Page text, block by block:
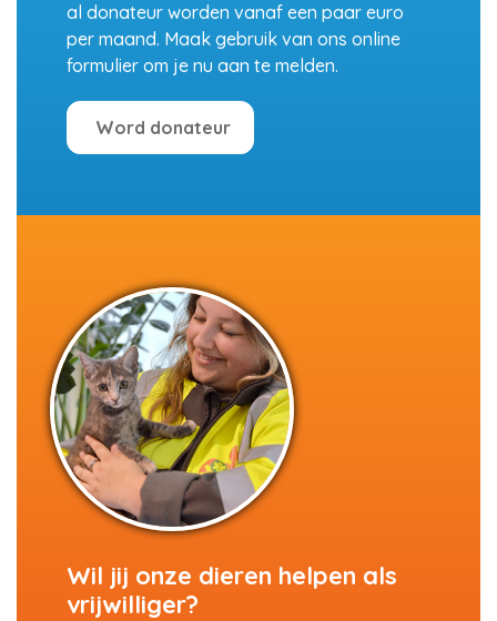
al donateur worden vanaf een paar euro
per maand. Maak gebruik van ons online
formulier om je nu aan te melden.
Word donateur
Wil jij onze dieren helpen als
vrijwilliger?